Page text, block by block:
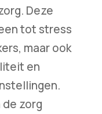
Deze
tot stress
maar ook
en
zorg